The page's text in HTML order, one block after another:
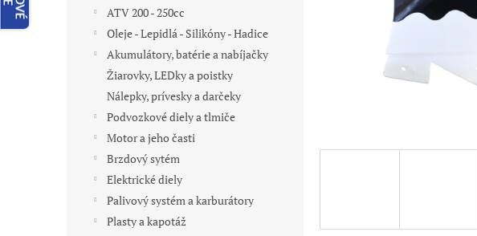
ATV 200 - 250cc
Oleje - Lepidlá - Silikóny - Hadice
Akumulátory, batérie a nabíjačky
Žiarovky, LEDky a poistky
Nálepky, prívesky a darčeky
Podvozkové diely a tlmiče
Motor a jeho časti
Brzdový sytém
Elektrické diely
Palivový systém a karburátory
Plasty a kapotáž